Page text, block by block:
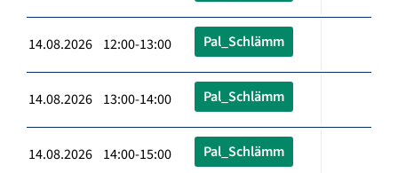
14.08.2026 12:00-13:00 Pal_Schlämm
14.08.2026 13:00-14:00 Pal_Schlämm
14.08.2026 14:00-15:00 Pal_Schlämm